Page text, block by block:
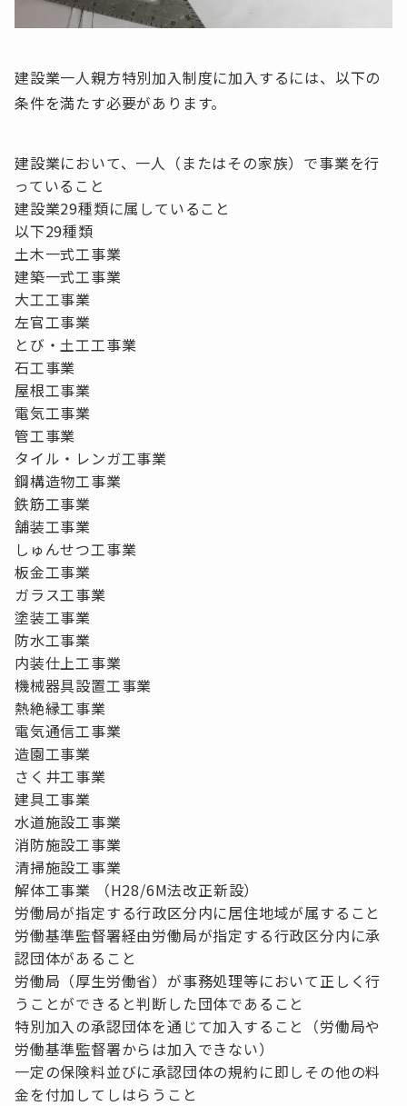
建設業一人親方特別加入制度に加入するには、以下の
条件を満たす必要があります。
建設業において、一人（またはその家族）で事業を行
っていること
建設業29種類に属していること
以下29種類
土木一式工事業
建築一式工事業
大工工事業
左官工事業
とび・土工工事業
石工事業
屋根工事業
電気工事業
管工事業
タイル・レンガ工事業
鋼構造物工事業
鉄筋工事業
舗装工事業
しゅんせつ工事業
板金工事業
ガラス工事業
塗装工事業
防水工事業
内装仕上工事業
機械器具設置工事業
熱絶縁工事業
電気通信工事業
造園工事業
さく井工事業
建具工事業
水道施設工事業
消防施設工事業
清掃施設工事業
解体工事業 （H28/6M法改正新設）
労働局が指定する行政区分内に居住地域が属すること
労働基準監督署経由労働局が指定する行政区分内に承
認団体があること
労働局（厚生労働省）が事務処理等において正しく行
うことができると判断した団体であること
特別加入の承認団体を通じて加入すること（労働局や
労働基準監督署からは加入できない）
一定の保険料並びに承認団体の規約に即しその他の料
金を付加してしはらうこと